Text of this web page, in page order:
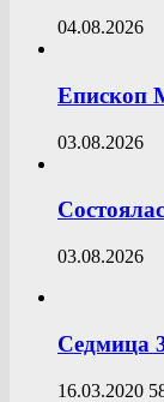
04.08.2026
Епископ
03.08.2026
03.08.2026
Седмица
16.03.2020